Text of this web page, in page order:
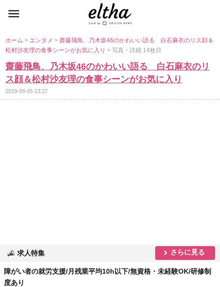
ホーム> エンタメ>齋藤飛鳥、乃木坂46のかわいい語る 白石麻衣のリス顔＆
松村沙友理の食事シーンがお気に入り> 写真・詳細 14枚目
齋藤飛鳥、乃木坂46のかわいい語る 白石麻衣のリ
ス顔＆松村沙友理の食事シーンがお気に入り
2019-09-05 13:27
求人特集 さらに見る
障がい者の就労支援/月残業平均10h以下/無資格・未経験OK/研修制
度あり